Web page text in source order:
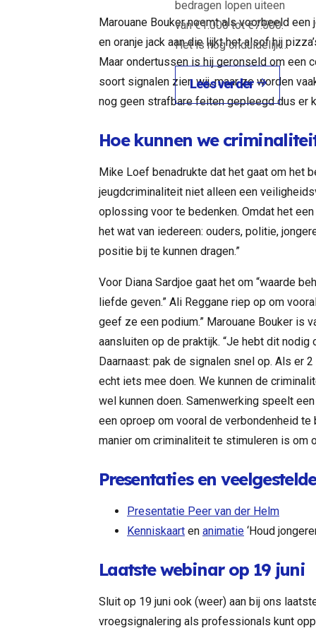
Marouane Bouker noemt als voorbeeld
en oranje jack aan die lijkt het alsof hij
Maar ondertussen is hij geronseld om een
soort signalen zien wij, maar ze worden
nog geen strafbare feiten gepleegd dus er
Hoe kunnen we
Mike Loef benadrukte dat het gaat om het
jeugdcriminaliteit niet alleen een
oplossing voor te bedenken. Omdat het
het wat van iedereen: ouders, politie,
positie bij te kunnen dragen.”
Voor Diana Sardjoe gaat het om “waarde
liefde geven.” Ali Reggane riep op om
geef ze een podium.” Marouane Bouker is
aansluiten op de praktijk. “Je hebt dit nodig
Daarnaast: pak de signalen snel op. Als er
echt iets mee doen. We kunnen de
wel kunnen doen. Samenwerking speelt
een oproep om vooral de verbondenheid
manier om criminaliteit te stimuleren is om
Presentaties en
Presentatie Peer van der Helm
Kenniskaart en animatie ‘Houd
Laatste webinar op 19 juni
Sluit op 19 juni ook (weer) aan bij ons
vroegsignalering als professionals kunt
bedragen lopen uiteen
van €1.000 tot €7.500.
Het is nog onduidelijk…
Lees verder